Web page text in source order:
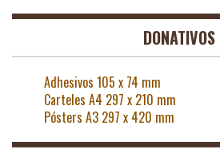
DONATIVOS
Adhesivos 105 x 74 mm
Carteles A4 297 x 210 mm
Pósters A3 297 x 420 mm